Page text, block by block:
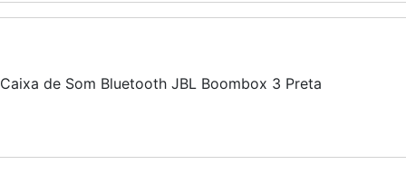
Caixa de Som Bluetooth JBL Boombox 3 Preta